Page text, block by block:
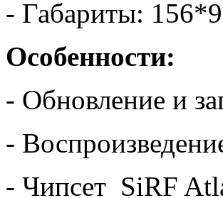
- Габариты:
Особенности:
- Обновление и
-
- Чипсет SiRF